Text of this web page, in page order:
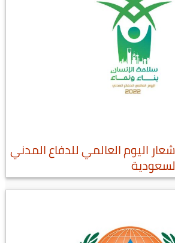
بدقة عالية PDF شعار اليوم العالمي للدفاع المدني